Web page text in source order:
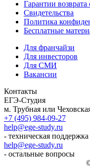
Гарантии возврата
Свидетельства
Политика
Бесплатные
Для франчайзи
Для инвесторов
Для СМИ
Вакансии
Контакты
ЕГЭ-Студия
м. Трубная или
+7 (495) 984-09-27
help@ege-study.ru
- техническая поддержка
help@ege-study.ru
- остальные вопросы